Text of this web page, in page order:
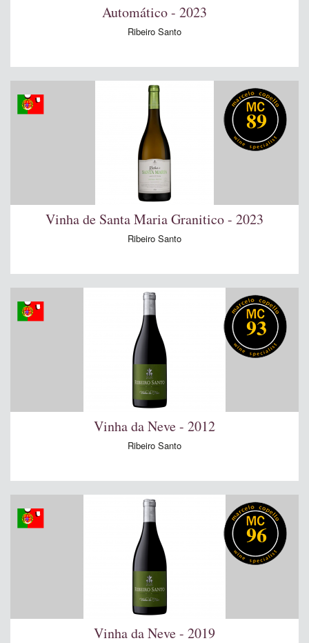
Automático - 2023
Ribeiro Santo
89
Vinha de Santa Maria Granitico - 2023
Ribeiro Santo
93
Vinha da Neve - 2012
Ribeiro Santo
96
Vinha da Neve - 2019